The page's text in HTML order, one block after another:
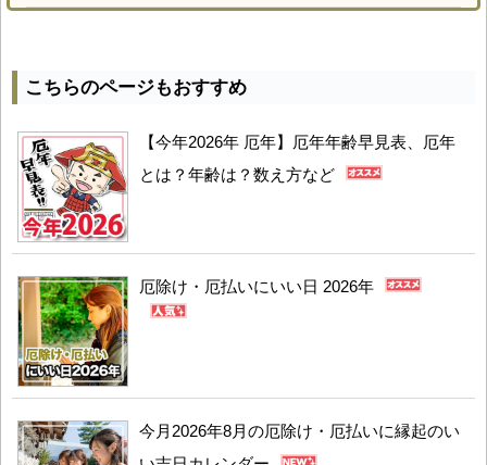
こちらのページもおすすめ
【今年2026年 厄年】厄年年齢早見表、厄年
とは？年齢は？数え方など
厄除け・厄払いにいい日 2026年
今月2026年8月の厄除け・厄払いに縁起のい